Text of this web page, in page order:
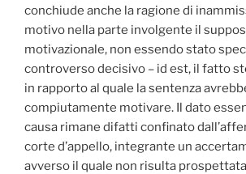
conchiude anche la ragione di
motivo nella parte involgente il
motivazionale, non essendo stato
controverso decisivo – id est, il fatto
in rapporto al quale la sentenza
compiutamente motivare. Il dato
causa rimane difatti confinato
corte d’appello, integrante un
avverso il quale non risulta